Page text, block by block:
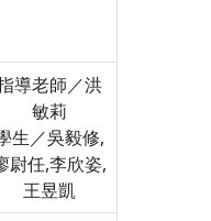
導老師／洪
敏莉
生／吳毅修,
尉任,李欣姿,
王昱凱